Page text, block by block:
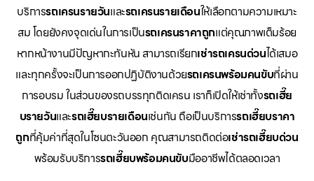
บริการรถเครนรายวันและรถเครนรายเดือนให้เลือกตามความเหมาะ
สม โดยยังคงจุดเด่นในการเป็นรถเครนราคาถูกแต่คุณภาพเต็มร้อย
หากหน้างานมีปัญหากะทันหัน สามารถเรียกเช่ารถเครนด่วนได้เสมอ
และทุกครั้งจะเป็นการออกปฏิบัติงานด้วยรถเครนพร้อมคนขับที่ผ่าน
การอบรม ในส่วนของรถบรรทุกติดเครน เราก็เปิดให้เช่าทั้งรถเฮี๊ย
บรายวันและรถเฮี๊ยบรายเดือนเช่นกัน ถือเป็นบริการรถเฮี๊ยบราคา
ถูกที่คุ้มค่าที่สุดในโซนตะวันออก คุณสามารถติดต่อเช่ารถเฮี๊ยบด่วน
พร้อมรับบริการรถเฮี๊ยบพร้อมคนขับมืออาชีพได้ตลอดเวลา